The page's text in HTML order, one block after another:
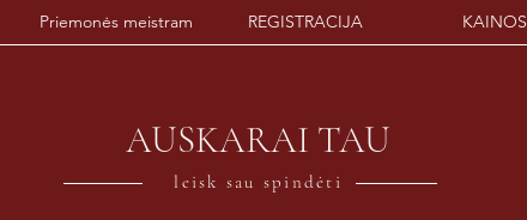
Priemonės meistram REGISTRACIJA KAINOS
AUSKARAI TAU
leisk sau spindėti